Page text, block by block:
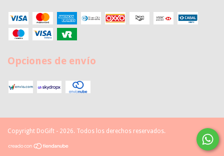
Opciones de envío
Copyright DoGift - 2026. Todos los derechos reservados.